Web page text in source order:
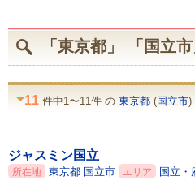
「東京都」 「国立
11 件中1〜11件 の 東京都 (国立市)
ジャスミン国立
所在地 東京都 国立市 エリア 国立・